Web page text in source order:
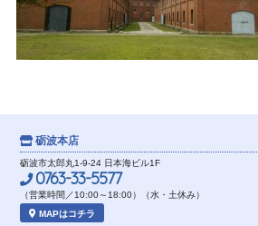
砺波本店
砺波市太郎丸1-9-24 日本海ビル1F
0763-33-5577
（営業時間／10:00～18:00）（水・土休み）
MAPはコチラ